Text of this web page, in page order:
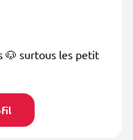
🐶 surtous les petit